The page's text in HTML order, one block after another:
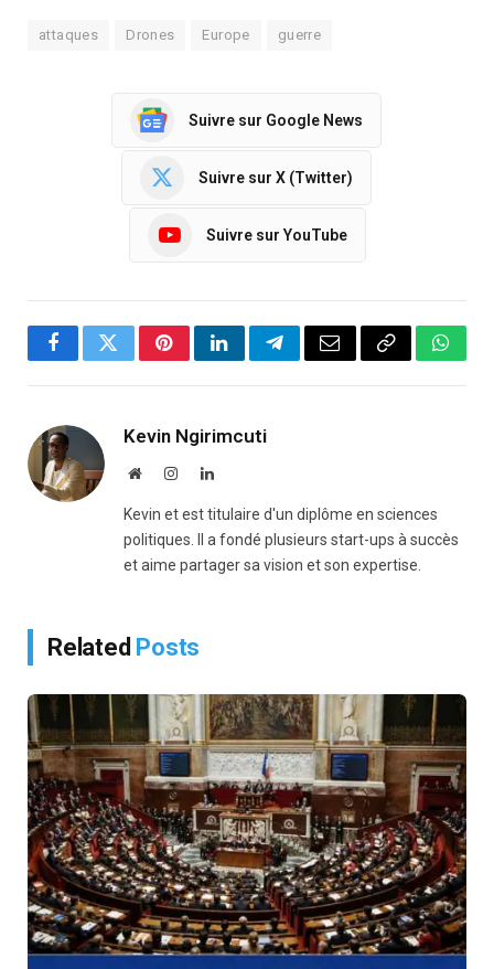
attaques Drones Europe guerre
Suivre sur Google News
Suivre sur X (Twitter)
Suivre sur YouTube
FacebookTwitterPinterestLinkedInTelegramEmail Copy
Kevin Ngirimcuti
WebsiteInstagramLinkedIn
Kevin et est titulaire d'un diplôme en sciences
politiques. Il a fondé plusieurs start-ups à succès
et aime partager sa vision et son expertise.
Related Posts